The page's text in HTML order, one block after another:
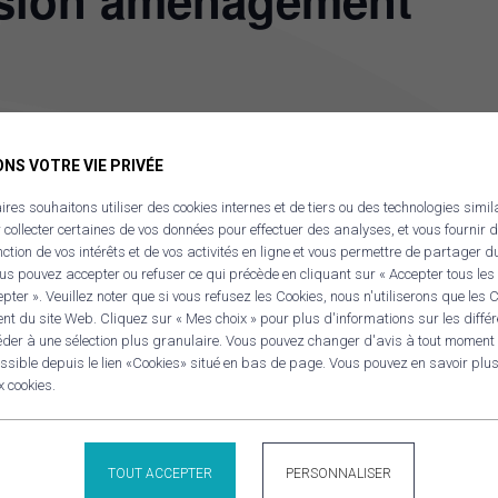
Panneau de gestion des cookies
VOTRE VIE PRIVÉE
souhaitons utiliser des cookies internes et de tiers ou des technologies
collecter certaines de vos données pour effectuer des analyses, et vous fournir
de vos intérêts et de vos activités en ligne et vous permettre de partager
pouvez accepter ou refuser ce qui précède en cliquant sur « Accepter tous les
». Veuillez noter que si vous refusez les Cookies, nous n'utiliserons que les
du site Web. Cliquez sur « Mes choix » pour plus d'informations sur les
à une sélection plus granulaire. Vous pouvez changer d'avis à tout
depuis le lien «Cookies» situé en bas de page. Vous pouvez en savoir
cookies.
TOUT ACCEPTER PERSONNALISER
:
15
:
- 16:00
A confirmer